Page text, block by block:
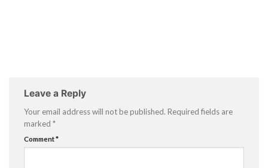
Leave a Reply
Your email address will not be published. Required fields are
marked *
Comment*